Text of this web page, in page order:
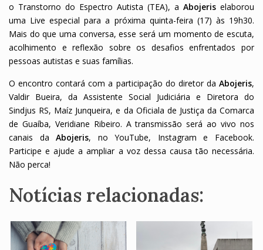
o Transtorno do Espectro Autista (TEA), a Abojeris elaborou
uma Live especial para a próxima quinta-feira (17) às 19h30.
Mais do que uma conversa, esse será um momento de escuta,
acolhimento e reflexão sobre os desafios enfrentados por
pessoas autistas e suas famílias.
O encontro contará com a participação do diretor da Abojeris,
Valdir Bueira, da Assistente Social Judiciária e Diretora do
Sindjus RS, Maíz Junqueira, e da Oficiala de Justiça da Comarca
de Guaíba, Veridiane Ribeiro. A transmissão será ao vivo nos
canais daAbojeris,
no YouTube, Instagram e Facebook.
Participe e ajude a ampliar a voz dessa causa tão necessária.
Não perca!
Notícias relacionadas: